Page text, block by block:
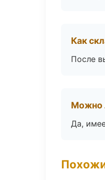
Как
После
Можно
Да,